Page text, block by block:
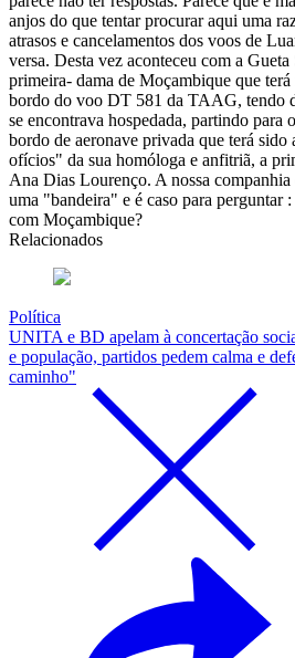
anjos do que tentar procurar aqui uma
atrasos e cancelamentos dos voos de
versa. Desta vez aconteceu com a Gueta
primeira- dama de Moçambique que
bordo do voo DT 581 da TAAG, tendo
se encontrava hospedada, partindo para
bordo de aeronave privada que terá sido
ofícios" da sua homóloga e anfitriã, a
Ana Dias Lourenço. A nossa companhia
uma "bandeira" e é caso para perguntar
com Moçambique?
Relacionados
Política
UNITA e BD apelam à concertação
e população, partidos pedem calma e
caminho"